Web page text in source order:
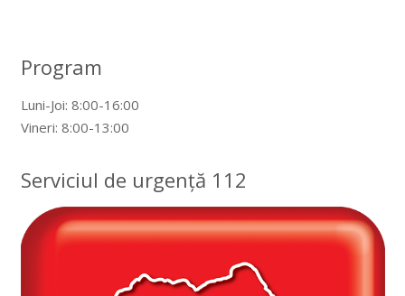
Program
Luni-Joi: 8:00-16:00
Vineri: 8:00-13:00
Serviciul de urgență 112